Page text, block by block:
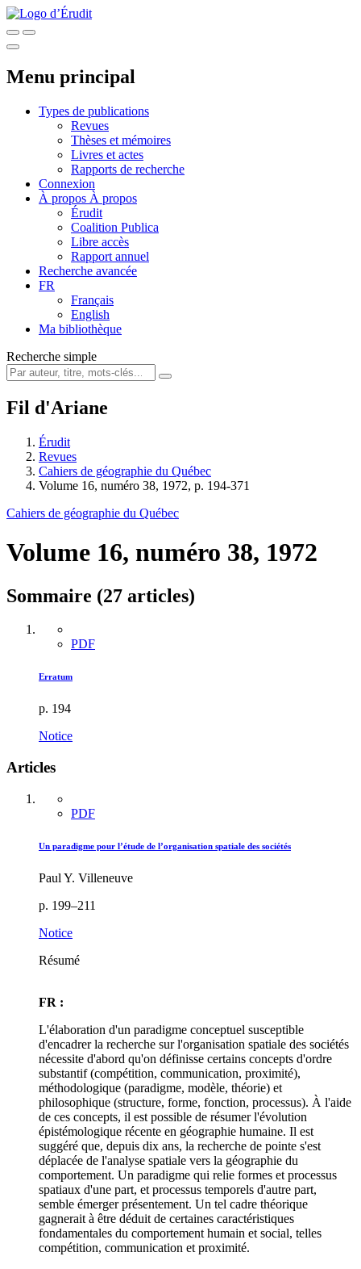
Menu principal
Types de publications
Revues
Thèses et mémoires
Livres et actes
Rapports de recherche
Connexion
À propos À propos
Érudit
Coalition Publica
Libre accès
Rapport annuel
Recherche avancée
FR
Français
English
Ma bibliothèque
Recherche simple
Fil d'Ariane
Érudit
Revues
Cahiers de géographie du Québec
Volume 16, numéro 38, 1972, p. 194-371
Cahiers de géographie du Québec
Volume 16, numéro 38, 1972
Sommaire (27 articles)
PDF
Erratum
p. 194
Notice
Articles
PDF
Un paradigme pour l’étude de l’organisation spatiale des sociétés
Paul Y. Villeneuve
p. 199–211
Notice
Résumé
FR :
L'élaboration d'un paradigme conceptuel susceptible
d'encadrer la recherche sur l'organisation spatiale des sociétés
nécessite d'abord qu'on définisse certains concepts d'ordre
substantif (compétition, communication, proximité),
méthodologique (paradigme, modèle, théorie) et
philosophique (structure, forme, fonction, processus). À l'aide
de ces concepts, il est possible de résumer l'évolution
épistémologique récente en géographie humaine. Il est
suggéré que, depuis dix ans, la recherche de pointe s'est
déplacée de l'analyse spatiale vers la géographie du
comportement. Un paradigme qui relie formes et processus
spatiaux d'une part, et processus temporels d'autre part,
semble émerger présentement. Un tel cadre théorique
gagnerait à être déduit de certaines caractéristiques
fondamentales du comportement humain et social, telles
compétition, communication et proximité.